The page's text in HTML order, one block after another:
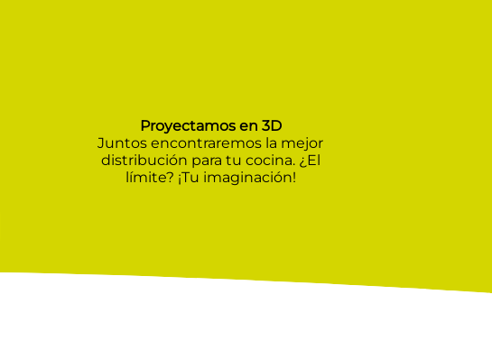
Proyectamos en 3D
Juntos encontraremos la mejor
distribución para tu cocina. ¿El
límite? ¡Tu imaginación!